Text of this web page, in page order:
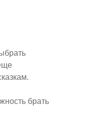
брать